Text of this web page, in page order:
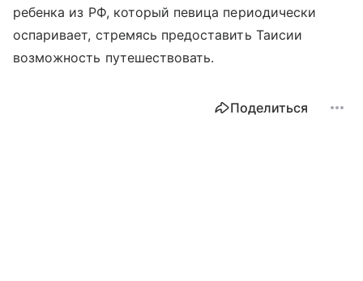
ребенка из РФ, который певица периодически
оспаривает, стремясь предоставить Таисии
возможность путешествовать.
Поделиться